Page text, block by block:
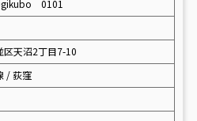
0101
区天沼2丁目7-10
/ 荻窪